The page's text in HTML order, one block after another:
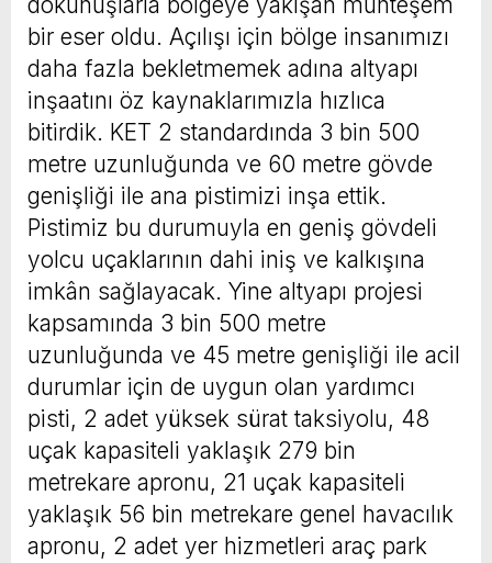
bir eser oldu. Açılışı için bölge insanımızı
daha fazla bekletmemek adına altyapı
inşaatını öz kaynaklarımızla hızlıca
bitirdik. KET 2 standardında 3 bin 500
metre uzunluğunda ve 60 metre gövde
genişliği ile ana pistimizi inşa ettik.
Pistimiz bu durumuyla en geniş gövdeli
yolcu uçaklarının dahi iniş ve kalkışına
imkân sağlayacak. Yine altyapı projesi
kapsamında 3 bin 500 metre
uzunluğunda ve 45 metre genişliği ile acil
durumlar için de uygun olan yardımcı
pisti, 2 adet yüksek sürat taksiyolu, 48
uçak kapasiteli yaklaşık 279 bin
metrekare apronu, 21 uçak kapasiteli
yaklaşık 56 bin metrekare genel havacılık
apronu, 2 adet yer hizmetleri araç park